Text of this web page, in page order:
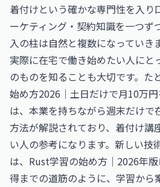
着付けという確かな専門性を入り
ーケティング・契約知識を一つず
入の柱は自然と複数になっていき
実際に在宅で働き始めたい人にと
のものを知ることも大切です。た
始め方2026｜土日だけで月10万
は、本業を持ちながら週末だけで
方法が解説されており、着付け講
い人の参考になります。新しい技
は、 Rust学習の始め方｜2026年
得までの道筋のように、学習から